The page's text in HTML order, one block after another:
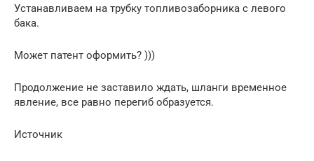
Устанавливаем на трубку топливозаборника с левого
бака.
Может патент оформить? )))
Продолжение не заставило ждать, шланги временное
явление, все равно перегиб образуется.
Источник